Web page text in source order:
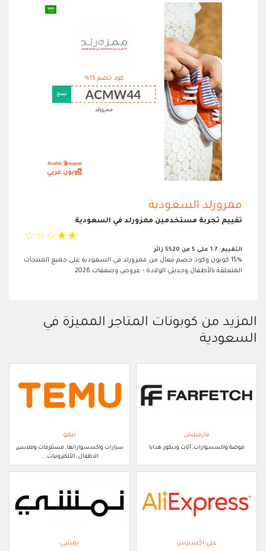
ممزورلد السعودية
تقييم تجربة مستخدمين ممزورلد في السعودية
☆ ☆ ☆ ☆ ☆
التقييم: 1.7 على 5 من 5520 زائر
15% كوبون وكود خصم فعال من ممزورلد في السعودية على جميع المنتجات
المتعلقة بالأطفال وحديثي الولادة - عروض وصفقات 2026
المزيد من كوبونات المتاجر المميزة في
السعودية
فارفيتش
موضة واكسسوارات, أثاث وديكور, هدايا
تيمو
سيارات واكسسواراتها, مستلزمات وملابس
الاطفال, الألكترونيات, ..
علي اكسبرس نمشي